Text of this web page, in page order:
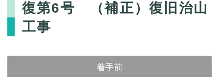
復第6号 （補正）復旧治山
工事
着手前